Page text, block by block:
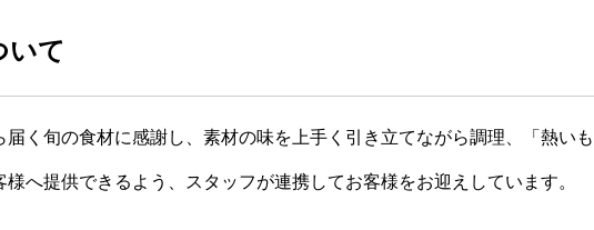
いて
届く旬の食材に感謝し、素材の味を上手く引き立てながら調理、「熱い
様へ提供できるよう、スタッフが連携してお客様をお迎えしています。